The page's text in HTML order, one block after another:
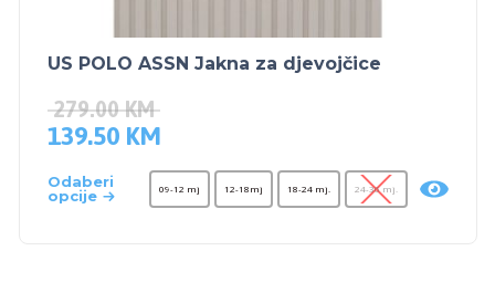
US POLO ASSN Jakna za djevojčice
279.00KM
139.50 KM
Odaberi
opcije
09-12 mj 12-18mj 18-24 mj. 24-36 mj.